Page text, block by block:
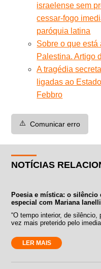
israelense sem
cessar-fogo
paróquia latina
Sobre o que está
Palestina. Artigo
A tragédia
ligadas ao
Febbro
⚠️ Comunicar erro
NOTÍCIAS
Poesia e mística: o silêncio
especial com Mariana Ianelli
“O tempo interior, de
vez mais preterido pelo
LER MAIS